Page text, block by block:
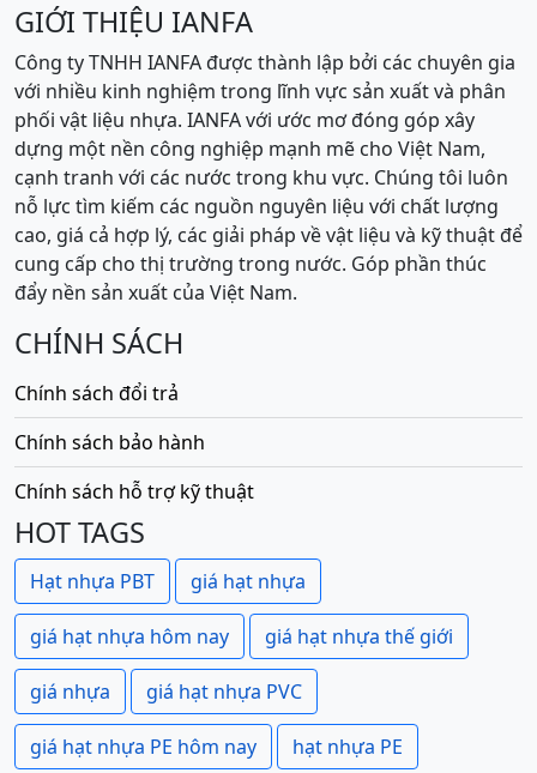
GIỚI THIỆU IANFA
Công ty TNHH IANFA được thành lập bởi các chuyên gia
với nhiều kinh nghiệm trong lĩnh vực sản xuất và phân
phối vật liệu nhựa. IANFA với ước mơ đóng góp xây
dựng một nền công nghiệp mạnh mẽ cho Việt Nam,
cạnh tranh với các nước trong khu vực. Chúng tôi luôn
nỗ lực tìm kiếm các nguồn nguyên liệu với chất lượng
cao, giá cả hợp lý, các giải pháp về vật liệu và kỹ thuật để
cung cấp cho thị trường trong nước. Góp phần thúc
đẩy nền sản xuất của Việt Nam.
CHÍNH SÁCH
Chính sách đổi trả
Chính sách bảo hành
Chính sách hỗ trợ kỹ thuật
HOT TAGS
Hạt nhựa PBT giá hạt nhựa
giá hạt nhựa hôm nay giá hạt nhựa thế giới
giá nhựa giá hạt nhựa PVC
giá hạt nhựa PE hôm nay hạt nhựa PE